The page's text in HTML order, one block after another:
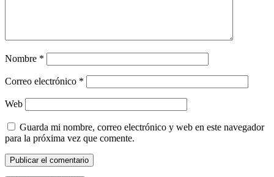
Nombre *
Correo electrónico *
Web
Guarda mi nombre, correo electrónico y web en este navegador
para la próxima vez que comente.